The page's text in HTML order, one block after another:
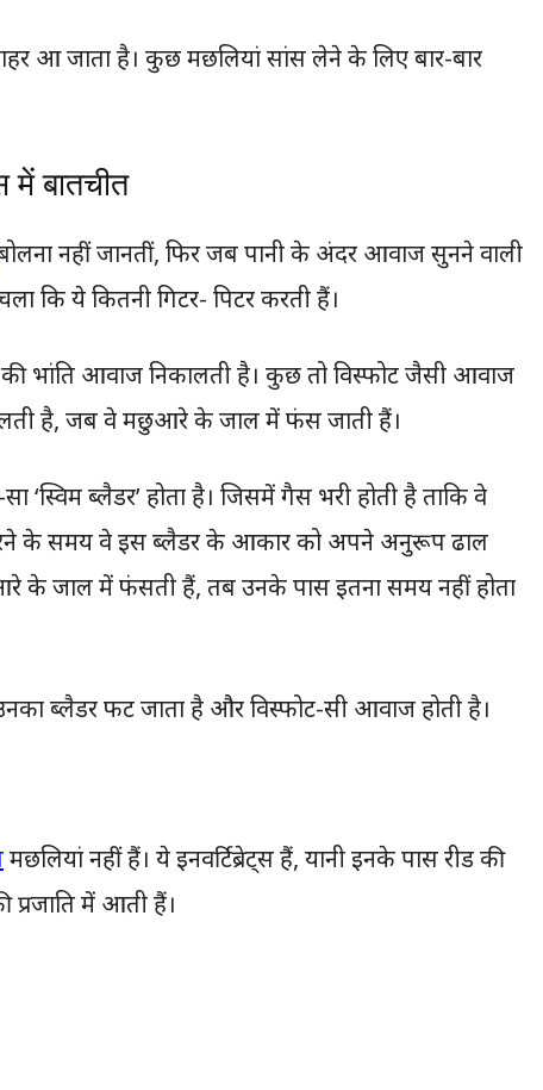
आ जाता है। कुछ मछलियां सांस लेने के लिए बार-बार
बातचीत
नहीं जानतीं, फिर जब पानी के अंदर आवाज सुनने वाली
कि ये कितनी गिटर- पिटर करती हैं।
भांति आवाज निकालती है। कुछ तो विस्फोट जैसी आवाज
है, जब वे मछुआरे के जाल में फंस जाती हैं।
‘स्विम ब्लैडर’ होता है। जिसमें गैस भरी होती है ताकि वे
के समय वे इस ब्लैडर के आकार को अपने अनुरूप ढाल
जाल में फंसती हैं, तब उनके पास इतना समय नहीं होता
ब्लैडर फट जाता है और विस्फोट-सी आवाज होती है।
मछलियां नहीं हैं। ये इनवर्टिब्रेट्स हैं, यानी इनके पास रीड की
प्रजाति में आती हैं।